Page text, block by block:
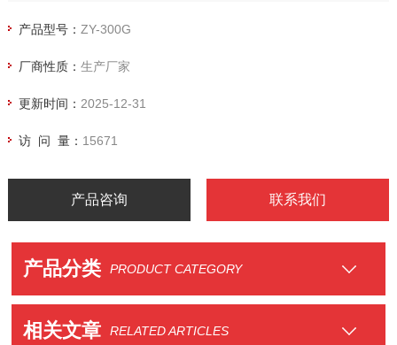
产品型号： ZY-300G
厂商性质： 生产厂家
更新时间： 2025-12-31
访 问 量： 15671
产品咨询 联系我们
产品分类 PRODUCT CATEGORY
相关文章 RELATED ARTICLES